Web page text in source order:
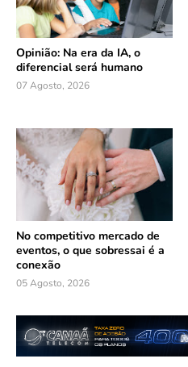
Opinião: Na era da IA, o
diferencial será humano
07 Agosto, 2026
No competitivo mercado de
eventos, o que sobressai é a
conexão
05 Agosto, 2026